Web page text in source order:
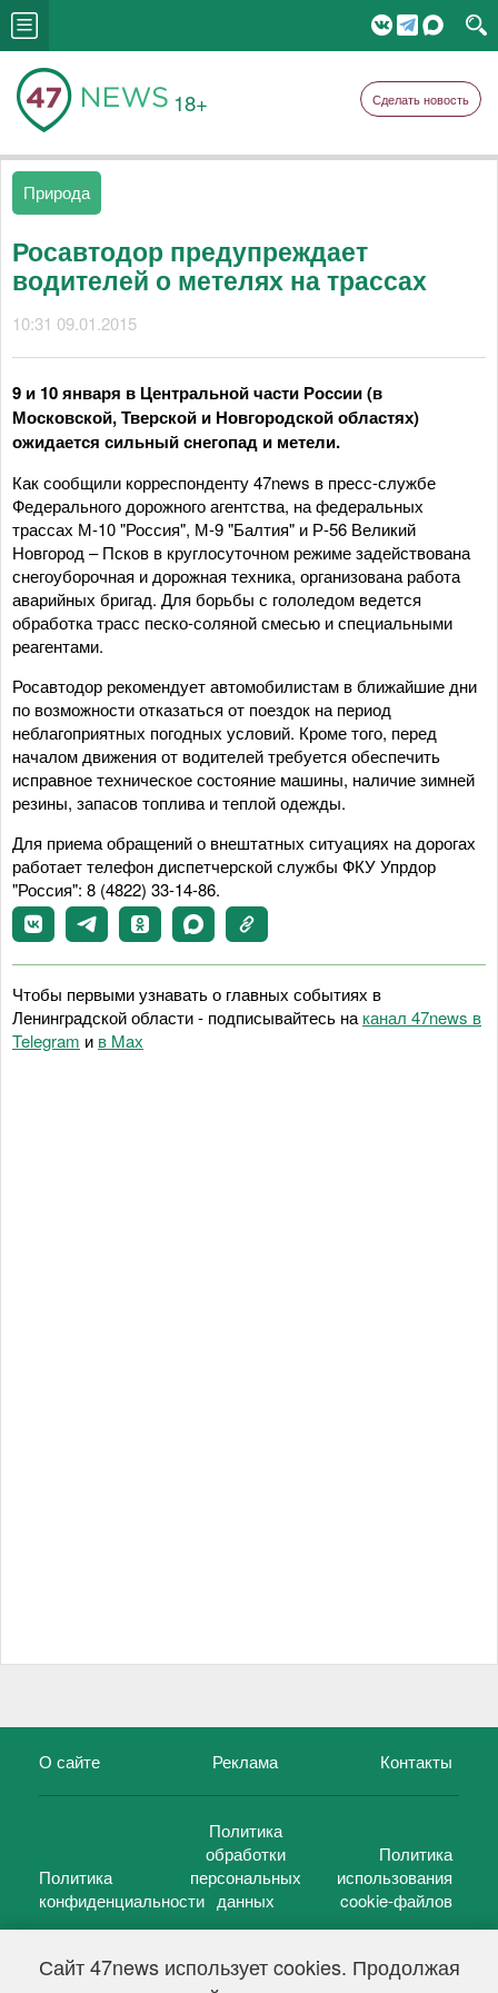
Сайт 47news использует cookies. Продолжая
18+ Сделать новость
Природа
Росавтодор предупреждает
водителей о метелях на трассах
10:31 09.01.2015
9 и 10 января в Центральной части России (в
Московской, Тверской и Новгородской областях)
ожидается сильный снегопад и метели.
Как сообщили корреспонденту 47news в пресс-службе
Федерального дорожного агентства, на федеральных
трассах М-10 "Россия", М-9 "Балтия" и Р-56 Великий
Новгород – Псков в круглосуточном режиме задействована
снегоуборочная и дорожная техника, организована работа
аварийных бригад. Для борьбы с гололедом ведется
обработка трасс песко-соляной смесью и специальными
реагентами.
Росавтодор рекомендует автомобилистам в ближайшие дни
по возможности отказаться от поездок на период
неблагоприятных погодных условий. Кроме того, перед
началом движения от водителей требуется обеспечить
исправное техническое состояние машины, наличие зимней
резины, запасов топлива и теплой одежды.
Для приема обращений о внештатных ситуациях на дорогах
работает телефон диспетчерской службы ФКУ Упрдор
"Россия": 8 (4822) 33-14-86.
Чтобы первыми узнавать о главных событиях в
Ленинградской области - подписывайтесь на канал 47news в
Telegram и в Maх
О сайте Реклама Контакты
Политика
конфиденциальности
Политика
обработки
персональных
данных
Политика
использования
cookie-файлов